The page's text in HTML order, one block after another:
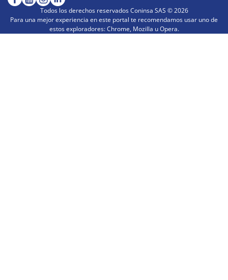
Todos los derechos reservados Coninsa SAS ©2026
Para una mejor experiencia en este portal te recomendamos usar uno de
estos exploradores: Chrome, Mozilla u Opera.